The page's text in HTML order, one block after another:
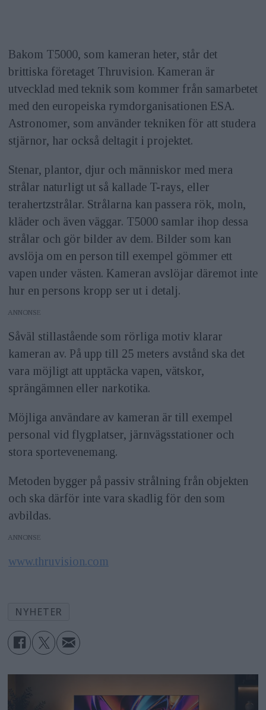
Bakom T5000, som kameran heter, står det
brittiska företaget Thruvision. Kameran är
utvecklad med teknik som kommer från samarbetet
med den europeiska rymdorganisationen ESA.
Astronomer, som använder tekniken för att studera
stjärnor, har också deltagit i projektet.
Stenar, plantor, djur och människor med mera
strålar naturligt ut så kallade T-rays, eller
terahertzstrålar. Strålarna kan passera rök, moln,
kläder och även väggar. T5000 samlar ihop dessa
strålar och gör bilder av dem. Bilder som kan
avslöja om en person till exempel gömmer ett
vapen under västen. Kameran avslöjar däremot inte
hur en persons kropp ser ut i detalj.
ANNONS
Såväl stillastående som rörliga motiv klarar
kameran av. På upp till 25 meters avstånd ska det
vara möjligt att upptäcka vapen, vätskor,
sprängämnen eller narkotika.
Möjliga användare av kameran är till exempel
personal vid flygplatser, järnvägsstationer och
stora sportevenemang.
Metoden bygger på passiv strålning från objekten
och ska därför inte vara skadlig för den som
avbildas.
ANNONS
www.thruvision.com
NYHETER